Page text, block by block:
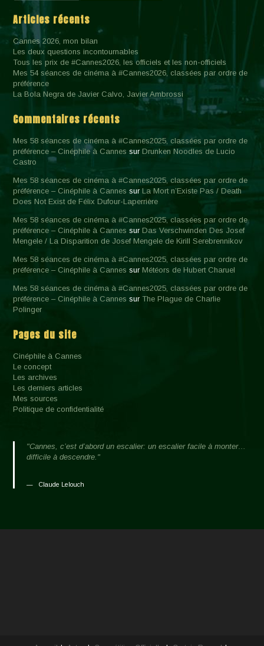
Articles récents
Cannes 2026, mon bilan
Les deux questions incontournables
Tous les prix de #Cannes2026, les officiels et les non-officiels
Mes 54 séances de cinéma à #Cannes2026, classées par ordre de
préférence
La Bola Negra de Javier Calvo, Javier Ambrossi
Commentaires récents
Mes 58 séances de cinéma à #Cannes2025, classées par ordre de
préférence – Cinéphile à Cannes surDrunken Noodles de Lucio
Castro
Mes 58 séances de cinéma à #Cannes2025, classées par ordre de
préférence – Cinéphile à Cannes surLa Mort n’Existe Pas / Death
Does Not Exist de Félix Dufour-Laperrière
Mes 58 séances de cinéma à #Cannes2025, classées par ordre de
préférence – Cinéphile à Cannes surDas Verschwinden Des Josef
Mengele / La Disparition de Josef Mengele de Kirill Serebrennikov
Mes 58 séances de cinéma à #Cannes2025, classées par ordre de
préférence – Cinéphile à Cannes surMétéors de Hubert Charuel
Mes 58 séances de cinéma à #Cannes2025, classées par ordre de
préférence – Cinéphile à Cannes surThe Plague de Charlie
Polinger
Pages du site
Cinéphile à Cannes
Le concept
Les archives
Les derniers articles
Mes sources
Politique de confidentialité
"Cannes, c’est d’abord un escalier: un escalier facile à monter…
difficile à descendre."
Claude Lelouch